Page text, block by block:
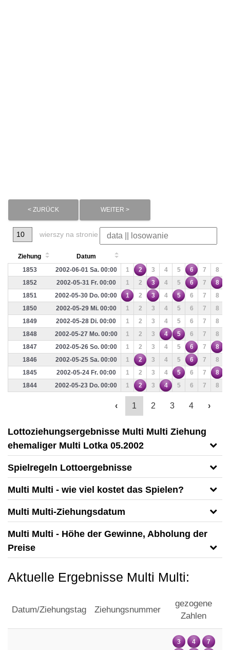
< ZURÜCK WEITER >
wierszy na stronie
Ziehung
Datum
1853
2002-06-01 Sa. 00:00 1 2 3 4 5 6 7 8
1852
2002-05-31 Fr. 00:00 1 2 3 4 5 6 7 8
1851
2002-05-30 Do. 00:00 1 2 3 4 5 6 7 8
1850
2002-05-29 Mi. 00:00 1 2 3 4 5 6 7 8
1849
2002-05-28 Di. 00:00 1 2 3 4 5 6 7 8
1848
2002-05-27 Mo. 00:00 1 2 3 4 5 6 7 8
1847
2002-05-26 So. 00:00 1 2 3 4 5 6 7 8
1846
2002-05-25 Sa. 00:00 1 2 3 4 5 6 7 8
1845
2002-05-24 Fr. 00:00 1 2 3 4 5 6 7 8
1844
2002-05-23 Do. 00:00 1 2 3 4 5 6 7 8
‹ 1 2 3 4 ›
Lottoziehungsergebnisse Multi Multi Ziehung
ehemaliger Multi Lotka 05.2002
Spielregeln Lottoergebnisse
Multi Multi - wie viel kostet das Spielen?
Multi Multi-Ziehungsdatum
Multi Multi - Höhe der Gewinne, Abholung der
Preise
Aktuelle Ergebnisse Multi Multi:
Datum/Ziehungstag Ziehungsnummer
gezogene
Zahlen
3 4
7